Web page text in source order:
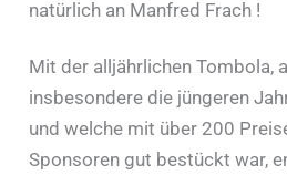
natürlich an Manfred Frach !
Mit der alljährlichen Tombola,
insbesondere die jüngeren
und welche mit über 200
Sponsoren gut bestückt war,